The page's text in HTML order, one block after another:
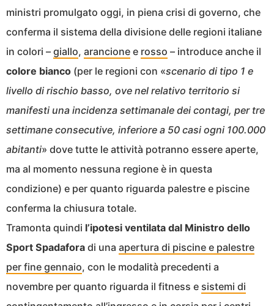
ministri promulgato oggi, in piena crisi di governo, che
conferma il sistema della divisione delle regioni italiane
in colori – giallo, arancione e rosso – introduce anche il
colore bianco (per le regioni con «scenario di tipo 1 e
livello di rischio basso, ove nel relativo territorio si
manifesti una incidenza settimanale dei contagi, per tre
settimane consecutive, inferiore a 50 casi ogni 100.000
abitanti» dove tutte le attività potranno essere aperte,
ma al momento nessuna regione è in questa
condizione) e per quanto riguarda palestre e piscine
conferma la chiusura totale.
Tramonta quindi l’ipotesi ventilata dal Ministro dello
Sport Spadafora di una apertura di piscine e palestre
per fine gennaio, con le modalità precedenti a
novembre per quanto riguarda il fitness e sistemi di